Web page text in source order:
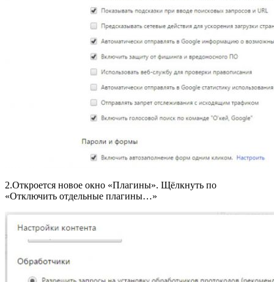
2.Откроется новое окно «Плагины». Щёлкнуть по
«Отключить отдельные плагины…»